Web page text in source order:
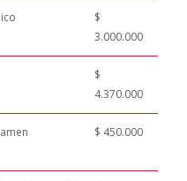
$
3.000.000
$
4.370.000
$ 450.000